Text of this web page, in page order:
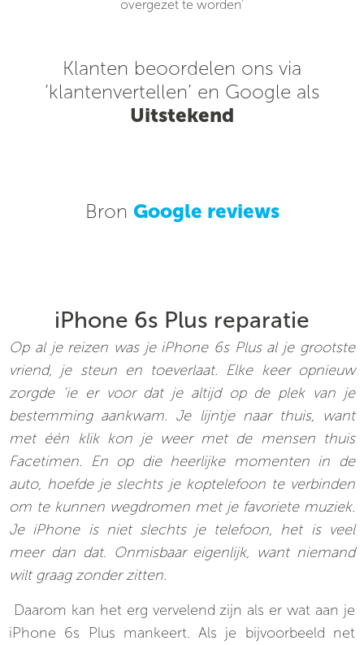
overgezet te worden'
Klanten beoordelen ons via
‘klantenvertellen’ en Google als
Uitstekend
Bron Google reviews
iPhone 6s Plus reparatie
Op al je reizen was je iPhone 6s Plus al je grootste
vriend, je steun en toeverlaat. Elke keer opnieuw
zorgde ‘ie er voor dat je altijd op de plek van je
bestemming aankwam. Je lijntje naar thuis, want
met één klik kon je weer met de mensen thuis
Facetimen. En op die heerlijke momenten in de
auto, hoefde je slechts je koptelefoon te verbinden
om te kunnen wegdromen met je favoriete muziek.
Je iPhone is niet slechts je telefoon, het is veel
meer dan dat. Onmisbaar eigenlijk, want niemand
wilt graag zonder zitten.
Daarom kan het erg vervelend zijn als er wat aan je
iPhone 6s Plus mankeert. Als je bijvoorbeeld net